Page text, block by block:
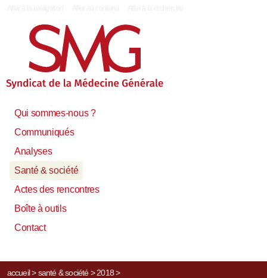
Qui sommes-nous ?
Communiqués
Analyses
Santé & société
Actes des rencontres
Boîte à outils
Contact
accueil> santé & société> 2018>